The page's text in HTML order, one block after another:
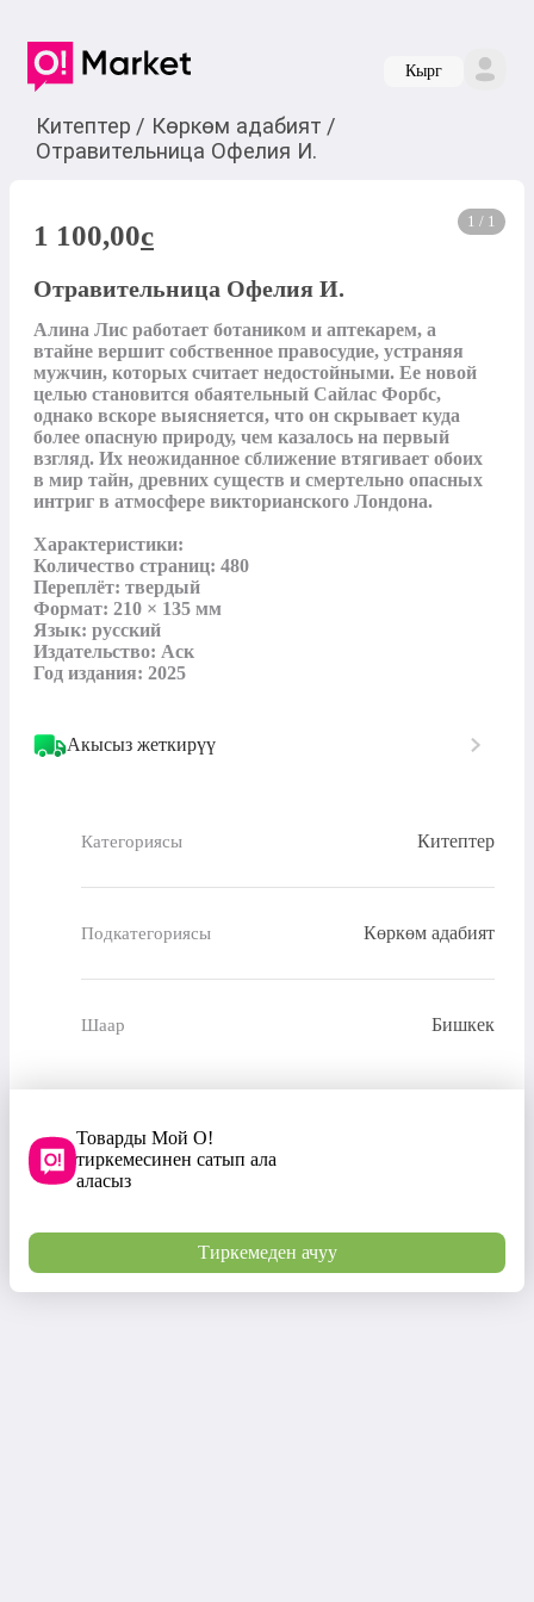
Кырг
Китептер / Көркөм адабият /
Отравительница Офелия И.
1 / 1
1 100,00c
Отравительница Офелия И.
Алина Лис работает ботаником и аптекарем, а
втайне вершит собственное правосудие, устраняя
мужчин, которых считает недостойными. Ее новой
целью становится обаятельный Сайлас Форбс,
однако вскоре выясняется, что он скрывает куда
более опасную природу, чем казалось на первый
взгляд. Их неожиданное сближение втягивает обоих
в мир тайн, древних существ и смертельно опасных
интриг в атмосфере викторианского Лондона.
Характеристики:
Количество страниц: 480
Переплёт: твердый
Формат: 210 × 135 мм
Язык: русский
Издательство: Аск
Год издания: 2025
Акысыз жеткирүү
Категориясы Китептер
Подкатегориясы Көркөм адабият
Шаар Бишкек
Товарды Мой О!
тиркемесинен сатып ала
аласыз
Тиркемеден ачуу